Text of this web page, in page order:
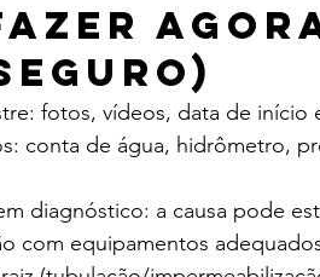
fotos, vídeos, data de início
conta de água, hidrômetro,
diagnóstico: a causa pode
com equipamentos